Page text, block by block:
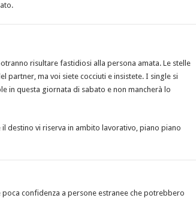
risultare fastidiosi alla persona amata. Le stelle
partner, ma voi siete cocciuti e insistete. I single si
in questa giornata di sabato e non mancherà lo
il destino vi riserva in ambito lavorativo, piano piano
confidenza a persone estranee che potrebbero